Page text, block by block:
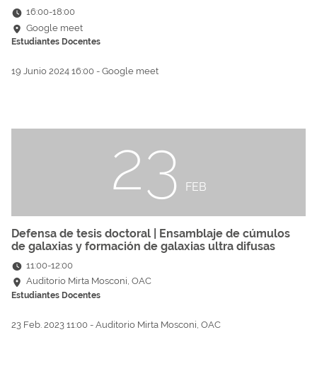
16:00-18:00
Google meet
Estudiantes Docentes
19 Junio 2024 16:00 - Google meet
23 FEB
Defensa de tesis doctoral | Ensamblaje de cúmulos
de galaxias y formación de galaxias ultra difusas
11:00-12:00
Auditorio Mirta Mosconi, OAC
Estudiantes Docentes
23 Feb. 2023 11:00 - Auditorio Mirta Mosconi, OAC